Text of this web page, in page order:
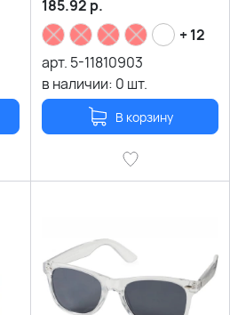
185.92 р.
+ 12
арт. 5-11810903
в наличии: 0 шт.
В корзину